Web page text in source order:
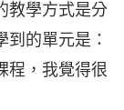
教學方式是分
的單元是：
程，我覺得很